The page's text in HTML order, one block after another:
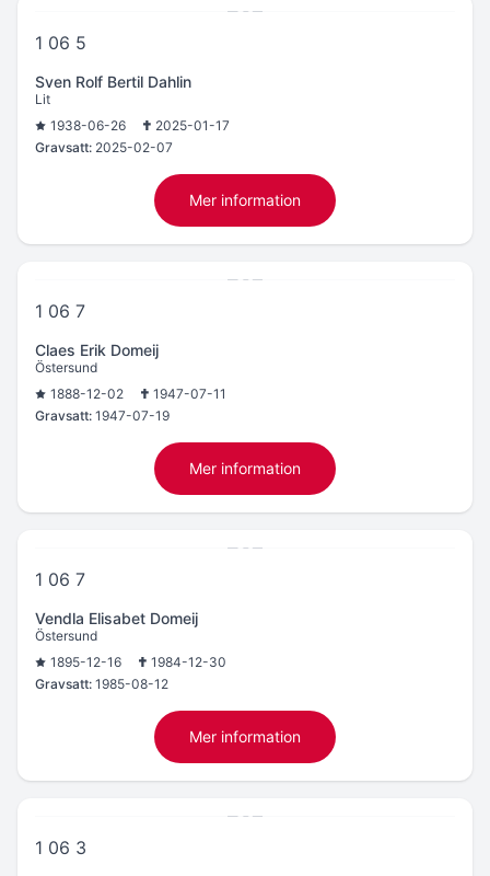
1 06 5
Sven Rolf Bertil Dahlin
Lit
1938-06-26
2025-01-17
Gravsatt: 2025-02-07
Mer information
1 06 7
Claes Erik Domeij
Östersund
1888-12-02
1947-07-11
Gravsatt: 1947-07-19
Mer information
1 06 7
Vendla Elisabet Domeij
Östersund
1895-12-16
1984-12-30
Gravsatt: 1985-08-12
Mer information
1 06 3